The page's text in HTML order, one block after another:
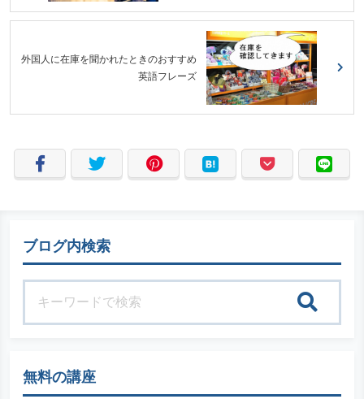
外国人に在庫を聞かれたときのおすすめ
英語フレーズ
ブログ内検索
無料の講座